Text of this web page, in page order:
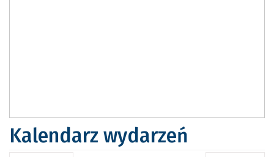
Kalendarz wydarzeń